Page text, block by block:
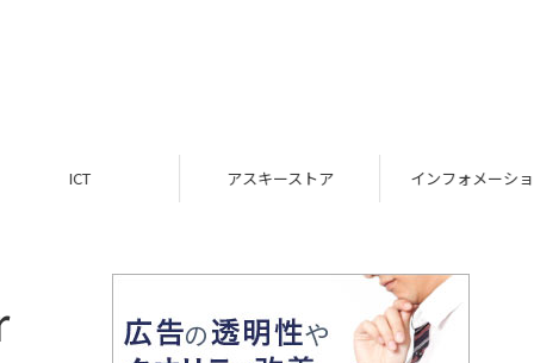
アスキーストア インフォメーション